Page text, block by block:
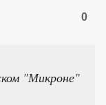
0
"Микроне"